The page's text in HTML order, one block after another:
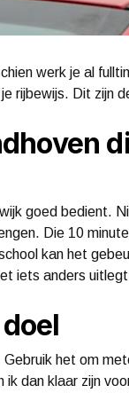
werk je al
rijbewijs. Dit zijn
goed bedient.
Die 10
kan het
iets anders
het om
dan klaar zijn